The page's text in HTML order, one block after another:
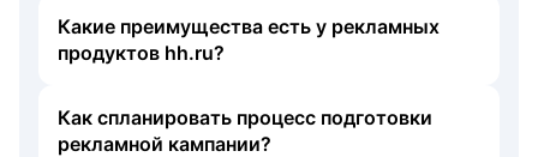
Какие преимущества есть у рекламных
продуктов hh.ru?
Как спланировать процесс подготовки
рекламной кампании?